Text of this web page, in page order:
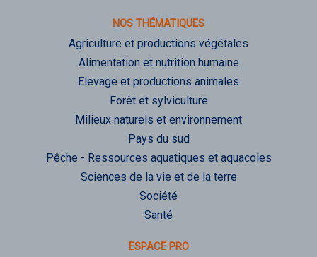
NOS THÉMATIQUES
Agriculture et productions végétales
Alimentation et nutrition humaine
Elevage et productions animales
Forêt et sylviculture
Milieux naturels et environnement
Pays du sud
Pêche - Ressources aquatiques et aquacoles
Sciences de la vie et de la terre
Société
Santé
ESPACE PRO